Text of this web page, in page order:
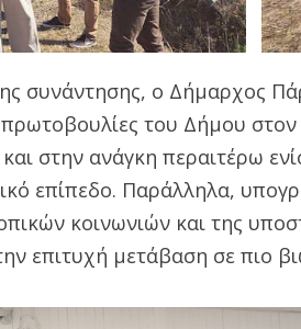
συνάντησης, ο Δήμαρχος
του Δήμου στον
στην ανάγκη περαιτέρω
επίπεδο. Παράλληλα,
κοινωνιών και της
επιτυχή μετάβαση σε πιο